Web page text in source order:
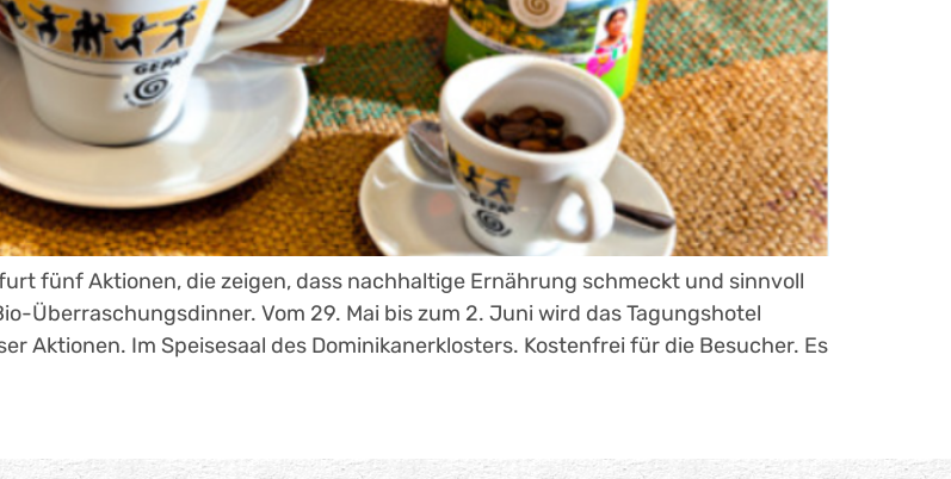
fünf Aktionen, die zeigen, dass nachhaltige Ernährung schmeckt und sinnvoll
Überraschungsdinner. Vom 29. Mai bis zum 2. Juni wird das Tagungshotel
Aktionen. Im Speisesaal des Dominikanerklosters. Kostenfrei für die Besucher. Es